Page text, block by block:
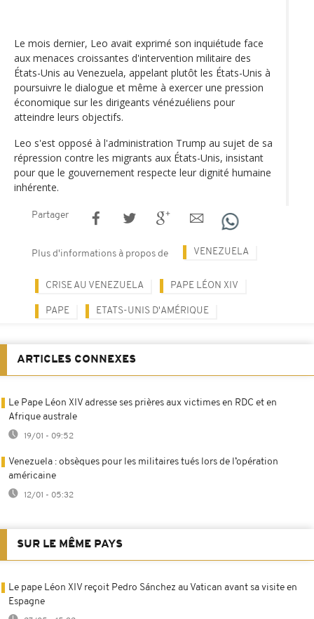
Le mois dernier, Leo avait exprimé son inquiétude face
aux menaces croissantes d'intervention militaire des
États-Unis au Venezuela, appelant plutôt les États-Unis à
poursuivre le dialogue et même à exercer une pression
économique sur les dirigeants vénézuéliens pour
atteindre leurs objectifs.
Leo s'est opposé à l'administration Trump au sujet de sa
répression contre les migrants aux États-Unis, insistant
pour que le gouvernement respecte leur dignité humaine
inhérente.
Partager
Plus d'informations à propos de VENEZUELA
CRISE AU VENEZUELA PAPE LÉON XIV
PAPE ETATS-UNIS D'AMÉRIQUE
ARTICLES CONNEXES
Le Pape Léon XIV adresse ses prières aux victimes en RDC et en
Afrique australe
19/01 - 09:52
Venezuela : obsèques pour les militaires tués lors de l’opération
américaine
12/01 - 05:32
SUR LE MÊME PAYS
Le pape Léon XIV reçoit Pedro Sánchez au Vatican avant sa visite en
Espagne